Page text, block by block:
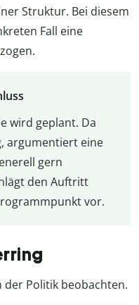
Struktur. Bei diesem
Fall eine
wird geplant. Da
argumentiert eine
gern
den Auftritt
vor.
der Politik beobachten.